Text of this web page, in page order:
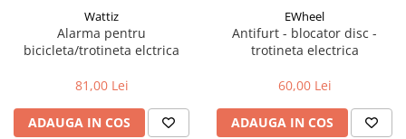
Accesorii butuci
Roti
Jante bicicleta
Fond de janta
Sei si tija sa bicicleta
Cabluri de frana
Frane hidraulice
Frane cu tambur
Etrier frana
Discuri de frana
Wattiz
Alarma pentru
bicicleta/trotineta elctrica
81,00 Lei
ADAUGA IN COS
EWheel
Antifurt - blocator disc -
trotineta electrica
60,00 Lei
ADAUGA IN COS